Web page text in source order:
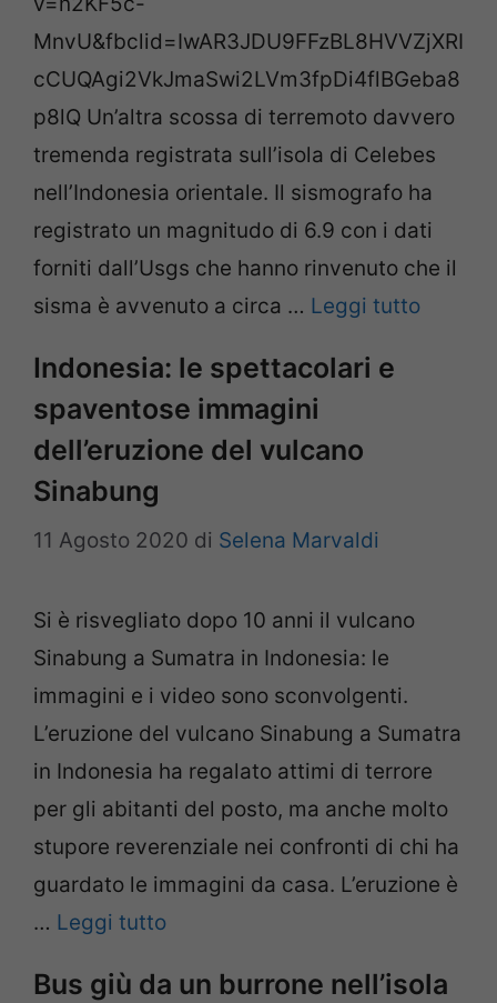
MnvU&fbclid=IwAR3JDU9FFzBL8HVVZjXRI
cCUQAgi2VkJmaSwi2LVm3fpDi4flBGeba8
p8lQ Un’altra scossa di terremoto davvero
tremenda registrata sull’isola di Celebes
nell’Indonesia orientale. Il sismografo ha
registrato un magnitudo di 6.9 con i dati
forniti dall’Usgs che hanno rinvenuto che il
sisma è avvenuto a circa … Leggi tutto
Indonesia: le spettacolari e
spaventose immagini
dell’eruzione del vulcano
Sinabung
11 Agosto 2020 di Selena Marvaldi
Si è risvegliato dopo 10 anni il vulcano
Sinabung a Sumatra in Indonesia: le
immagini e i video sono sconvolgenti.
L’eruzione del vulcano Sinabung a Sumatra
in Indonesia ha regalato attimi di terrore
per gli abitanti del posto, ma anche molto
stupore reverenziale nei confronti di chi ha
guardato le immagini da casa. L’eruzione è
… Leggi tutto
Bus giù da un burrone nell’isola